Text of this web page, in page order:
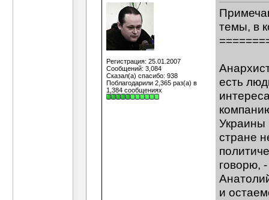
Регистрация: 25.01.2007
Сообщений: 3,084
Сказал(а) спасибо: 938
Поблагодарили 2,365 раз(а) в
1,384 сообщениях
темы, в
есть
Украины
стране
говорю,
и